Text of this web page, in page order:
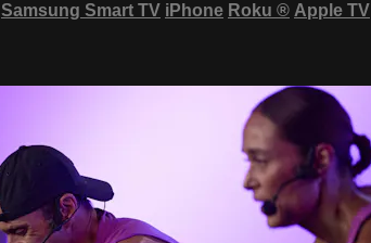
Samsung Smart TV iPhone Roku ® Apple TV